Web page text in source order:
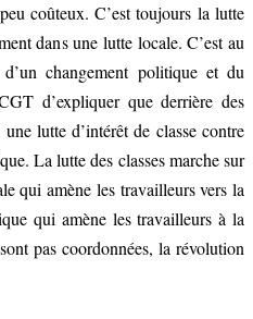
coûteux. C’est toujours la lutte
dans une lutte locale. C’est au
changement politique et du
d’expliquer que derrière des
lutte d’intérêt de classe contre
La lutte des classes marche sur
qui amène les travailleurs vers la
qui amène les travailleurs à la
pas coordonnées, la révolution